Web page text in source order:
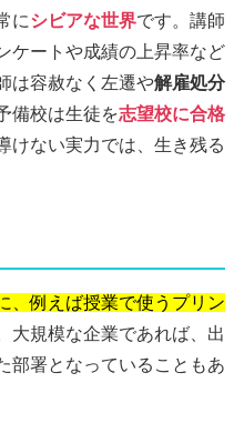
にシビアな世界です。講師
ケートや成績の上昇率など
は容赦なく左遷や解雇処分
備校は生徒を志望校に合格
けない実力では、生き残る
、例えば授業で使うプリン
大規模な企業であれば、出
部署となっていることもあ